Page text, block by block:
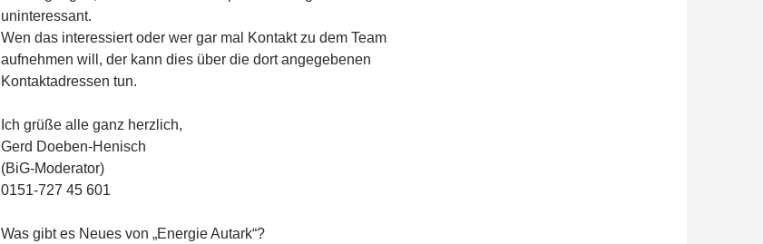
uninteressant.
Wen das interessiert oder wer gar mal Kontakt zu dem Team
aufnehmen will, der kann dies über die dort angegebenen
Kontaktadressen tun.
Ich grüße alle ganz herzlich,
Gerd Doeben-Henisch
(BiG-Moderator)
0151-727 45 601
Was gibt es Neues von „Energie Autark“?